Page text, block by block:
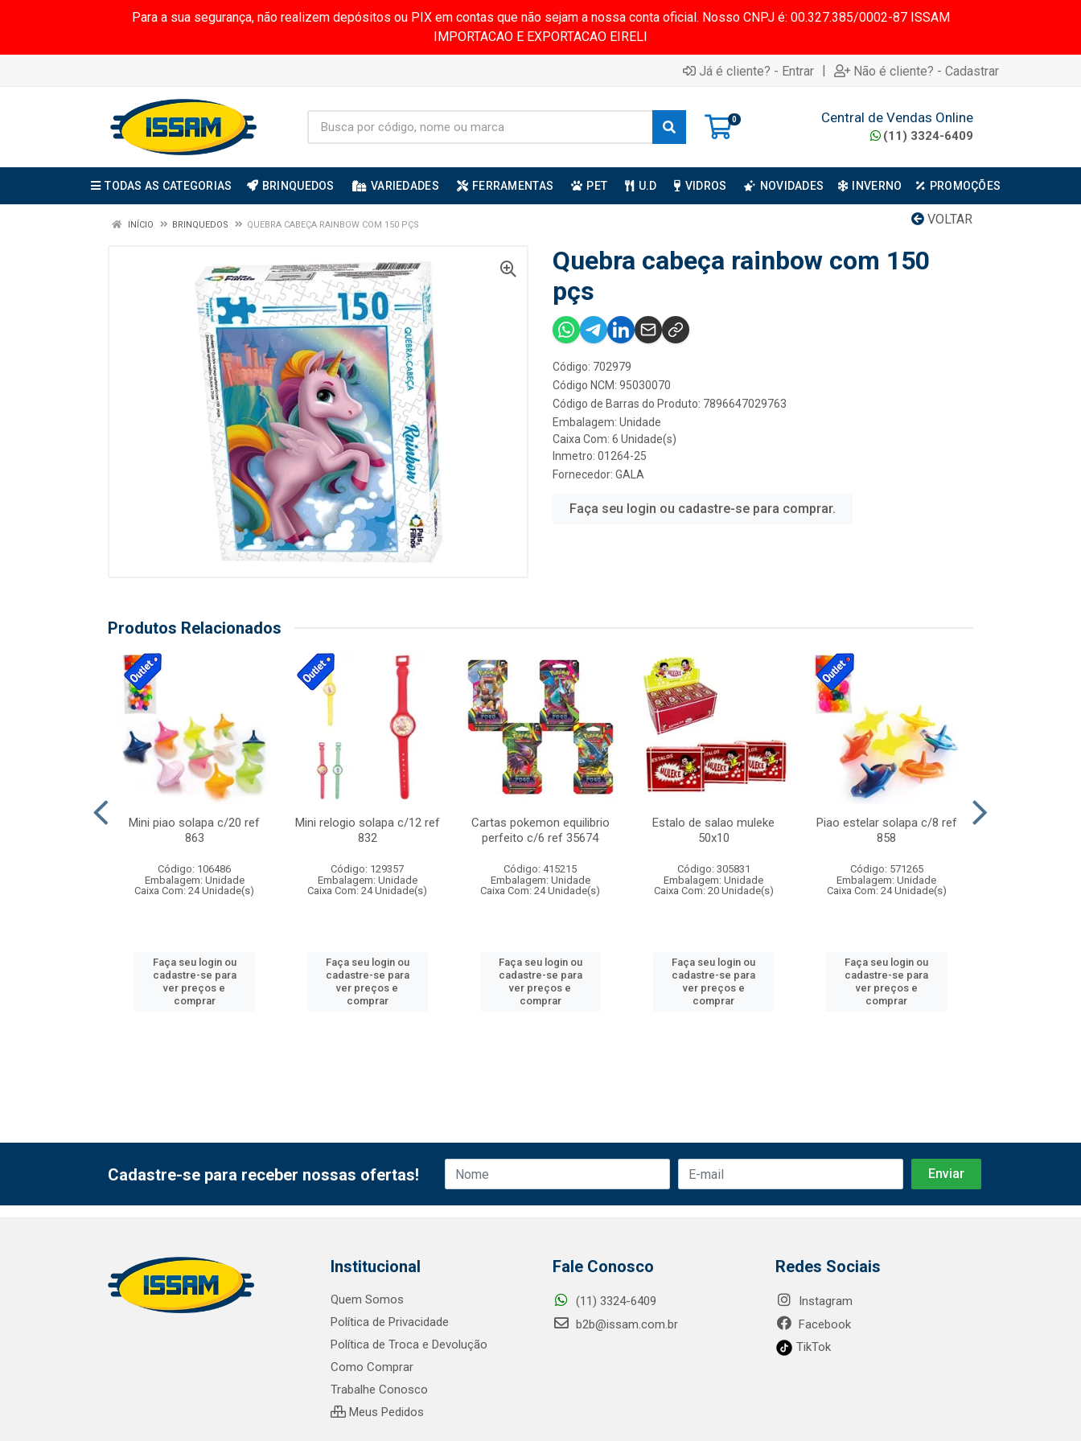
Para a sua segurança, não realizem depósitos ou PIX em contas que não sejam a nossa conta oficial. Nosso CNPJ é: 00.327.385/0002-87 ISSAM
IMPORTACAO E EXPORTACAO EIRELI
Já é cliente? - Entrar | Não é cliente? - Cadastrar
0 Central de Vendas Online
(11) 3324-6409
TODAS AS CATEGORIAS BRINQUEDOS VARIEDADES FERRAMENTAS PET U.D VIDROS NOVIDADES INVERNO PROMOÇÕES
VOLTAR
INÍCIO BRINQUEDOS QUEBRA CABEÇA RAINBOW COM 150 PÇS
Quebra cabeça rainbow com 150
pçs
Código: 702979
Código NCM: 95030070
Código de Barras do Produto: 7896647029763
Embalagem: Unidade
Caixa Com: 6 Unidade(s)
Inmetro: 01264-25
Fornecedor: GALA
Faça seu login ou cadastre-se para comprar.
Produtos Relacionados
Mini piao solapa c/20 ref
863
Código: 106486
Embalagem: Unidade
Caixa Com: 24 Unidade(s)
Faça seu login ou
cadastre-se para
ver preços e
comprar
Mini relogio solapa c/12 ref
832
Código: 129357
Embalagem: Unidade
Caixa Com: 24 Unidade(s)
Faça seu login ou
cadastre-se para
ver preços e
comprar
Cartas pokemon equilibrio
perfeito c/6 ref 35674
Código: 415215
Embalagem: Unidade
Caixa Com: 24 Unidade(s)
Faça seu login ou
cadastre-se para
ver preços e
comprar
Estalo de salao muleke
50x10
Código: 305831
Embalagem: Unidade
Caixa Com: 20 Unidade(s)
Faça seu login ou
cadastre-se para
ver preços e
comprar
Piao estelar solapa c/8 ref
858
Código: 571265
Embalagem: Unidade
Caixa Com: 24 Unidade(s)
Faça seu login ou
cadastre-se para
ver preços e
comprar
Cadastre-se para receber nossas ofertas!
Institucional
Quem Somos
Política de Privacidade
Política de Troca e Devolução
Como Comprar
Trabalhe Conosco
Meus Pedidos
Fale Conosco
(11) 3324-6409
b2b@issam.com.br
Redes Sociais
Instagram
Facebook
TikTok